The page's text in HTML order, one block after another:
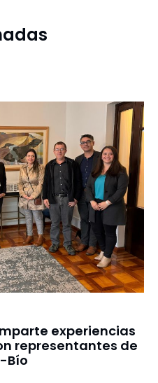
experiencias
representantes de
Bío